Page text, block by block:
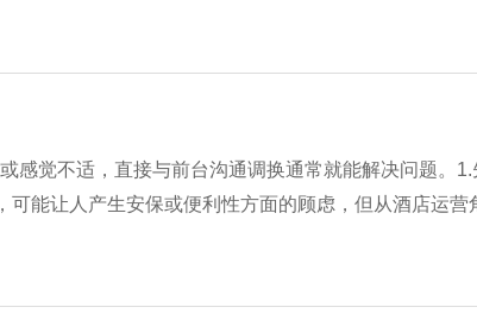
感觉不适，直接与前台沟通调换通常就能解决问题。
可能让人产生安保或便利性方面的顾虑，但从酒店运营